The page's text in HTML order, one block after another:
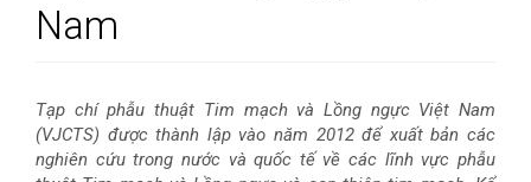
Nam
Tạp chí phẫu thuật Tim mạch và Lồng ngực Việt Nam
(VJCTS) được thành lập vào năm 2012 để xuất bản các
nghiên cứu trong nước và quốc tế về các lĩnh vực phẫu